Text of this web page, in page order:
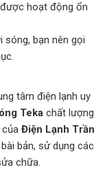
hoạt động ổn
sóng, bạn nên gọi
tâm điện lạnh uy
Teka chất lượng
của Điện Lạnh Trần
bản, sử dụng các
chữa.